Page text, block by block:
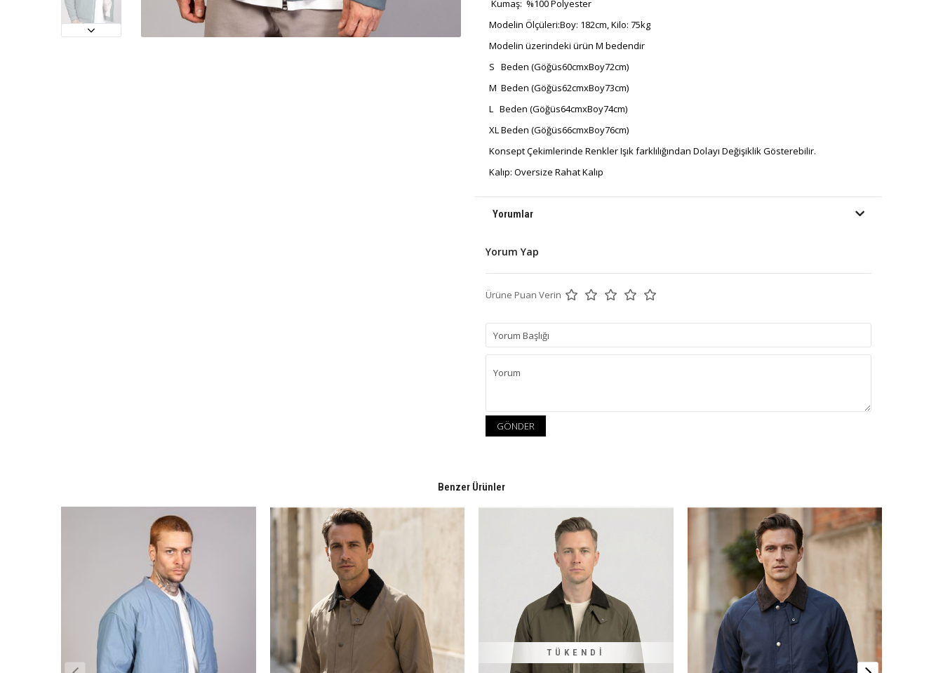
Kumaş: %100 Polyester
Modelin Ölçüleri:Boy: 182cm, Kilo: 75kg
Modelin üzerindeki ürün M bedendir
S Beden (Göğüs60cmxBoy72cm)
M Beden (Göğüs62cmxBoy73cm)
L Beden (Göğüs64cmxBoy74cm)
XL Beden (Göğüs66cmxBoy76cm)
Konsept Çekimlerinde Renkler Işık farklılığından Dolayı Değişiklik Gösterebilir.
Kalıp: Oversize Rahat Kalıp
Yorumlar
Yorum Yap
Ürüne Puan Verin
GÖNDER
Benzer Ürünler
TÜKENDI